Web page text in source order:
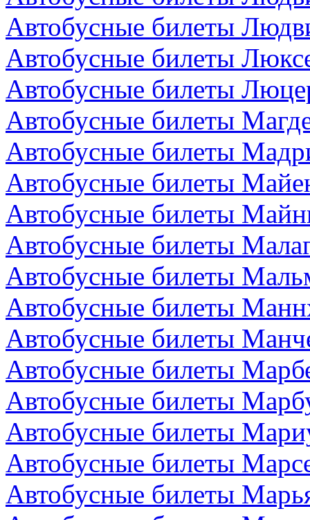
Автобусные билеты
Автобусные билеты
Автобусные билеты
Автобусные билеты
Автобусные билеты
Автобусные билеты
Автобусные билеты
Автобусные билеты
Автобусные билеты
Автобусные билеты
Автобусные билеты
Автобусные билеты
Автобусные билеты
Автобусные билеты
Автобусные билеты
Автобусные билеты